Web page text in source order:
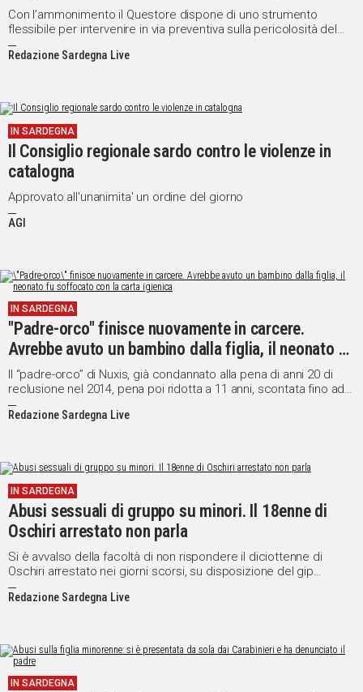
Con l’ammonimento il Questore dispone di uno strumento
flessibile per intervenire in via preventiva sulla pericolosità del
maltrattante e per ripristinare condizioni di dignità e tutela delle
persone maltrattate.
Redazione Sardegna Live
IN SARDEGNA
Il Consiglio regionale sardo contro le violenze in
catalogna
Approvato all'unanimita' un ordine del giorno
AGI
IN SARDEGNA
"Padre-orco" finisce nuovamente in carcere.
Avrebbe avuto un bambino dalla figlia, il neonato fu
soffocato con la carta igienica
Il “padre-orco” di Nuxis, già condannato alla pena di anni 20 di
reclusione nel 2014, pena poi ridotta a 11 anni, scontata fino ad
oggi agli arresti domiciliari in attesa del ricorso in Cassazione, è
stato arrestato dai carabinieri della Compagnia di Carbonia e
Redazione Sardegna Live
IN SARDEGNA
Abusi sessuali di gruppo su minori. Il 18enne di
Oschiri arrestato non parla
Si è avvalso della facoltà di non rispondere il diciottenne di
Oschiri arrestato nei giorni scorsi, su disposizione del gip
Carmela Rita Serra, in seguito alle indagini, coordinate dal
sostituto procuratore Maria Paola Asara, su una serie di violenze
Redazione Sardegna Live
IN SARDEGNA